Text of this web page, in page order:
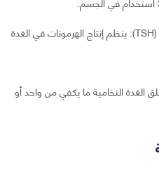
الهرمون المنشط للغدة الدرقية (TSH): ينظم إنتاج الهرمونات في الغدة
الغدة النخامية ما يكفي من واحد أو